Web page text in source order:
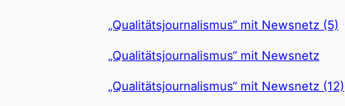
„Qualitätsjournalismus“ mit Newsnetz (5)
„Qualitätsjournalismus“ mit Newsnetz
„Qualitätsjournalismus“ mit Newsnetz (12)